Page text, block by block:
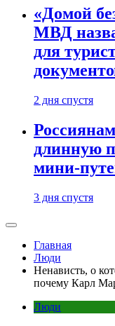
«Домой
МВД
для
2 дня спустя
длинную
мини-
3 дня спустя
Главная
Люди
Ненависть, о
почему Карл
Люди